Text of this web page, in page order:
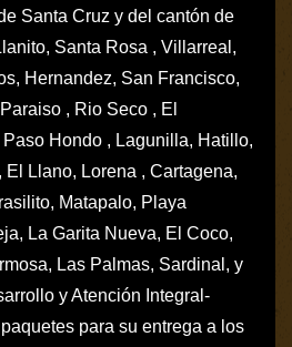
Santa Cruz y del cantón de
Santa Rosa , Villarreal,
Hernandez, San Francisco,
, Rio Seco , El
Hondo , Lagunilla, Hatillo,
Llano, Lorena , Cartagena,
Matapalo, Playa
La Garita Nueva, El Coco,
Las Palmas, Sardinal, y
y Atención Integral-
para su entrega a los